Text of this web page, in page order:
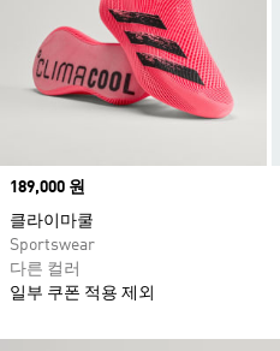
Price
189,000 원
클라이마쿨
Sportswear
다른 컬러
일부 쿠폰 적용 제외